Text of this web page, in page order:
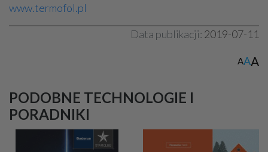
www.termofol.pl
Data publikacji: 2019-07-11
AAA
PODOBNE TECHNOLOGIE I
PORADNIKI